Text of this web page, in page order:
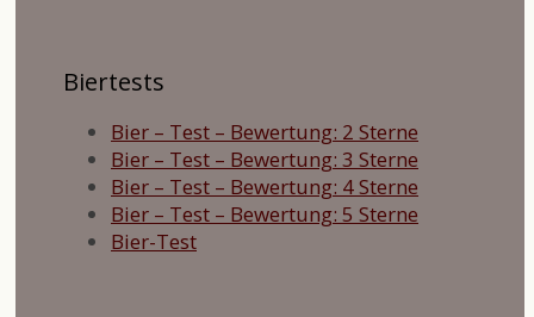
Biertests
Bier – Test – Bewertung: 2 Sterne
Bier – Test – Bewertung: 3 Sterne
Bier – Test – Bewertung: 4 Sterne
Bier – Test – Bewertung: 5 Sterne
Bier-Test